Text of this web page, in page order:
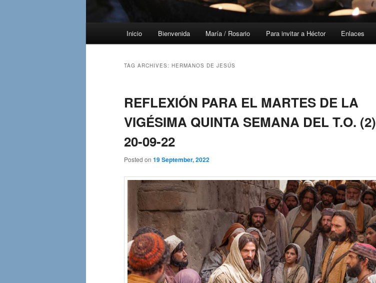
Inicio Bienvenida María / Rosario Para invitar a Héctor Enlaces
TAG ARCHIVES: HERMANOS DE JESÚS
REFLEXIÓN PARA EL MARTES DE LA
VIGÉSIMA QUINTA SEMANA DEL T.O. (2)
20-09-22
Posted on 19 September, 2022